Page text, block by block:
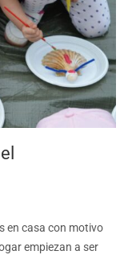
en casa con motivo
empiezan a ser